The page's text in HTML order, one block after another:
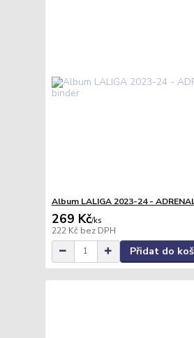
Album LALIGA 2023-24 -
269 Kč/ks
222 Kč bez DPH
Přidat do